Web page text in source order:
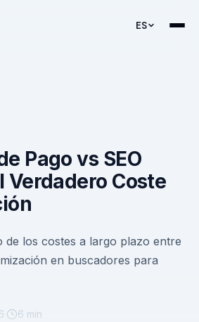
ES
Pago vs SEO
Verdadero Coste
de los costes a largo plazo entre
en buscadores para
6 min